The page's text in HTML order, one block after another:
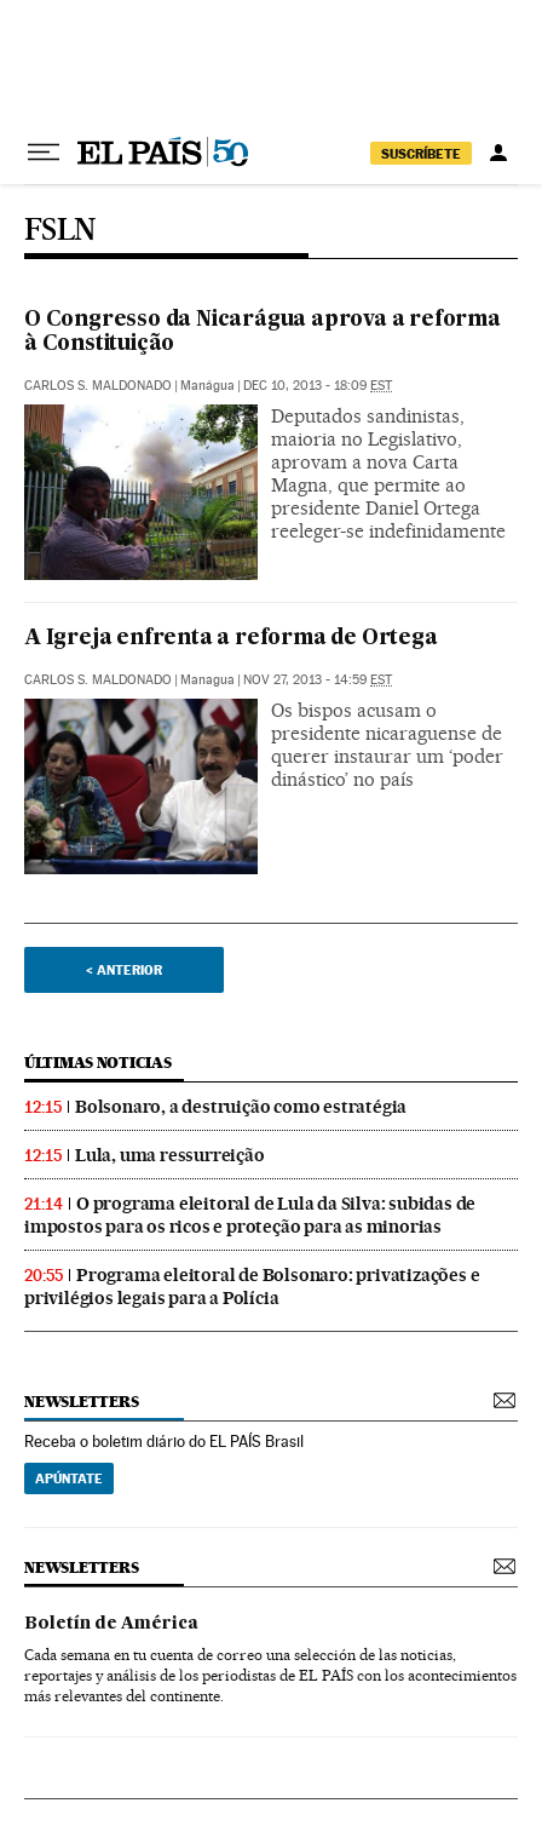
SUSCRÍBETE
FSLN
O Congresso da Nicarágua aprova a reforma
à Constituição
CARLOS S. MALDONADO | Manágua | DEC 10, 2013 - 18:09 EST
Deputados sandinistas,
maioria no Legislativo,
aprovam a nova Carta
Magna, que permite ao
presidente Daniel Ortega
reeleger-se indefinidamente
A Igreja enfrenta a reforma de Ortega
CARLOS S. MALDONADO | Managua | NOV 27, 2013 - 14:59 EST
Os bispos acusam o
presidente nicaraguense de
querer instaurar um ‘poder
dinástico’ no país
< ANTERIOR
ÚLTIMAS NOTICIAS
12:15 Bolsonaro, a destruição como estratégia
12:15 Lula, uma ressurreição
21:14
O programa eleitoral de Lula da Silva: subidas de
impostos para os ricos e proteção para as minorias
20:55
Programa eleitoral de Bolsonaro: privatizações e
privilégios legais para a Polícia
NEWSLETTERS
Receba o boletim diário do EL PAÍS Brasil
APÚNTATE
NEWSLETTERS
Boletín de América
Cada semana en tu cuenta de correo una selección de las noticias,
reportajes y análisis de los periodistas de EL PAÍS con los acontecimientos
más relevantes del continente.